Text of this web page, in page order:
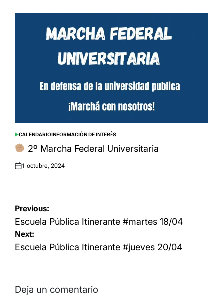
POSTED
IN
CALENDARIOINFORMACIÓN DE INTERÉS
2º Marcha Federal Universitaria
Posted
1 octubre, 2024
Navegación
de
entradas
Previous:
Escuela Pública Itinerante #martes 18/04
Next:
Escuela Pública Itinerante #jueves 20/04
Deja un comentario